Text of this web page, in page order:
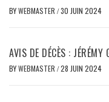
BYWEBMASTER /30 JUIN 2024
AVIS DE DÉCÈS : JÉRÉMY
BYWEBMASTER /28 JUIN 2024